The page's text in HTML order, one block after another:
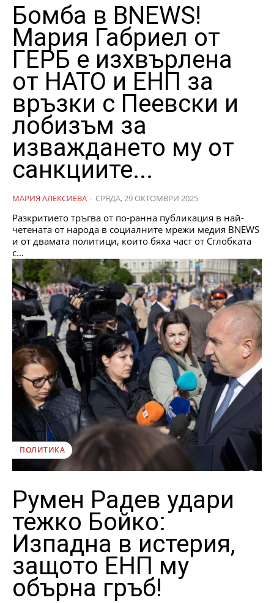
Бомба в BNEWS!
Мария Габриел от
ГЕРБ е изхвърлена
от НАТО и ЕНП за
връзки с Пеевски и
лобизъм за
изваждането му от
санкциите...
МАРИЯ АЛЕКСИЕВА - СРЯДА, 29 ОКТОМВРИ 2025
Разкритието тръгва от по-ранна публикация в най-
четената от народа в социалните мрежи медия BNEWS
и от двамата политици, които бяха част от Сглобката
с...
ПОЛИТИКА
Румен Радев удари
тежко Бойко:
Изпадна в истерия,
защото ЕНП му
обърна гръб!